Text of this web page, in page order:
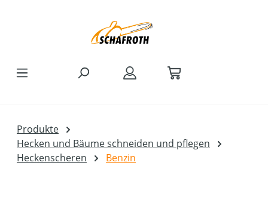
Produkte
Hecken und Bäume schneiden und pflegen
Heckenscheren
Benzin